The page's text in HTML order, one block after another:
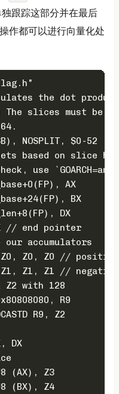
跟踪这部分并在最后
作都可以进行向量化处
the dot
slices must be
NOSPLIT, $0-52
based on slice
use
AX
BX
DX
// end pointer
our accumulators
Z0, Z0, Z0 // positive
Z1, Z1, Z1 // negative
Z2 with 128
R9
R9, Z2
DX
(AX), Z3
(BX), Z4